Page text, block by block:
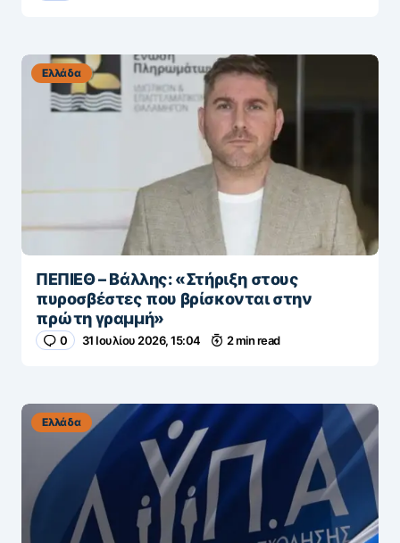
Ελλάδα
ΠΕΠΙΕΘ – Βάλλης: «Στήριξη στους
πυροσβέστες που βρίσκονται στην
πρώτη γραμμή»
0 31 Ιουλίου 2026, 15:04 2 min read
Ελλάδα